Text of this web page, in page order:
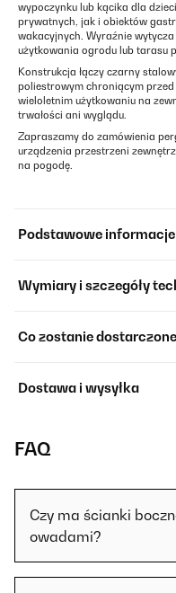
wypoczynku lub kącika dla
prywatnych, jak i obiektów
wakacyjnych. Wyraźnie
użytkowania ogrodu lub tarasu
Konstrukcja łączy czarny
poliestrowym chroniącym przed
wieloletnim użytkowaniu na
trwałości ani wyglądu.
Zapraszamy do zamówienia
urządzenia przestrzeni
na pogodę.
Podstawowe informacje
Wymiary i szczegóły
Co zostanie dostarczone
Dostawa i wysyłka
FAQ
Czy ma ścianki
owadami?